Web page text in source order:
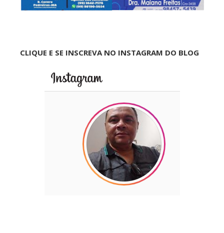
CLIQUE E SE INSCREVA NO INSTAGRAM DO BLOG